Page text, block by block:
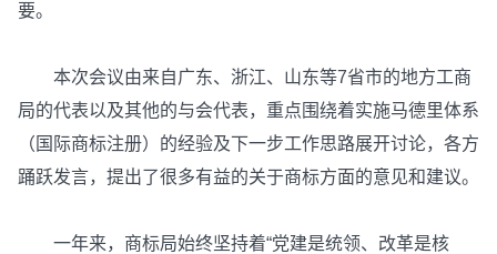
要。
本次会议由来自广东、浙江、山东等7省市的地方工商
局的代表以及其他的与会代表，重点围绕着实施马德里体系
（国际商标注册）的经验及下一步工作思路展开讨论，各方
踊跃发言，提出了很多有益的关于商标方面的意见和建议。
一年来，商标局始终坚持着“党建是统领、改革是核